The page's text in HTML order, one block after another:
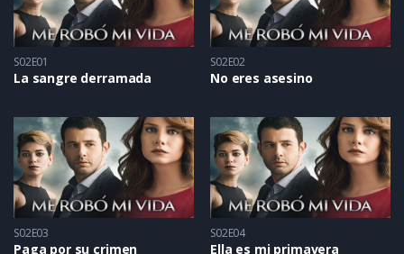
S02E01
La sangre derramada
S02E02
No eres asesino
S02E03
Paga por su crimen
S02E04
Ella es mi primavera